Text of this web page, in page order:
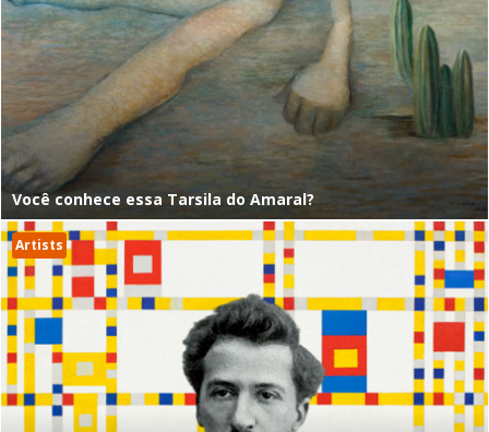
Você conhece essa Tarsila do Amaral?
Artists